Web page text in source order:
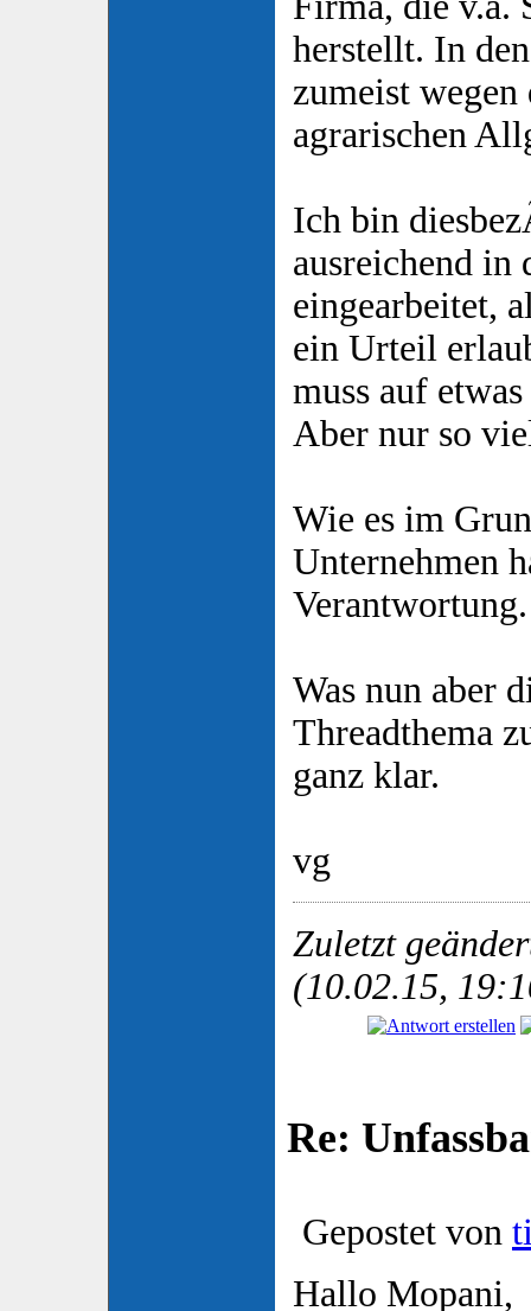
herstellt. In
zumeist
agrarischen
Ich bin
ausreichend in
eingearbeitet,
ein Urteil
muss auf
Aber nur so
Wie es im
Unternehmen
Was nun aber
Threadthema
ganz klar.
vg
Zuletzt
(10.02.15,
Re:
Gepostet von
Hallo Mopani,